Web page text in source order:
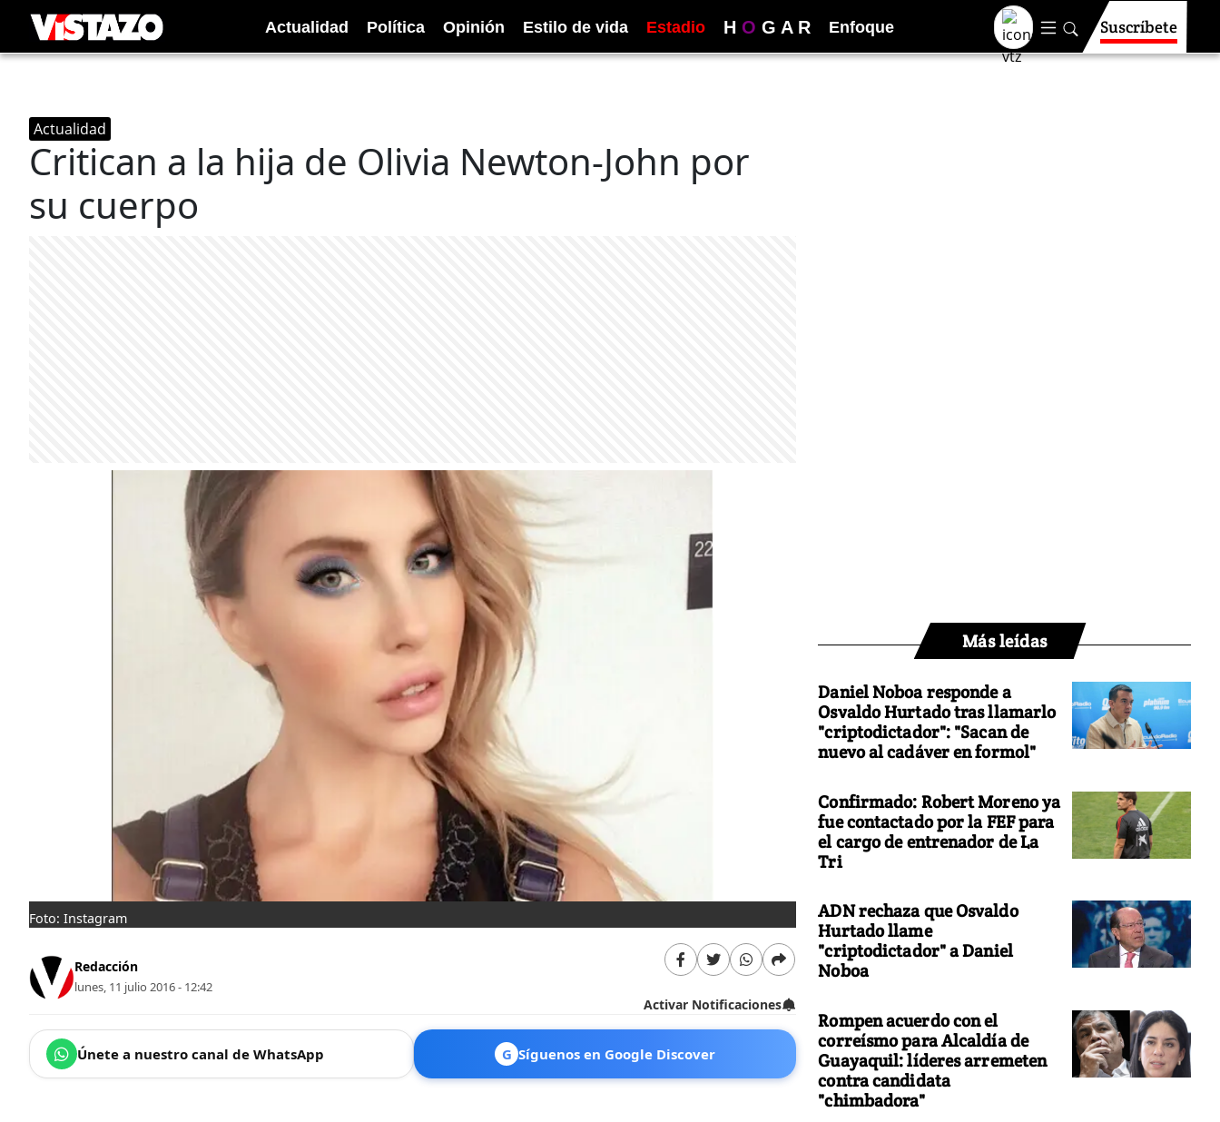
Actualidad Política Opinión Estilo de vida Estadio H O G A R Enfoque Suscríbete
Actualidad
Critican a la hija de Olivia Newton-John por
su cuerpo
Foto: Instagram
Redacción
lunes, 11 julio 2016 - 12:42
Activar Notificaciones
Únete a nuestro canal de WhatsApp G Síguenos en Google Discover
Más leídas
Daniel Noboa responde a
Osvaldo Hurtado tras llamarlo
"criptodictador": "Sacan de
nuevo al cadáver en formol"
Confirmado: Robert Moreno ya
fue contactado por la FEF para
el cargo de entrenador de La
Tri
ADN rechaza que Osvaldo
Hurtado llame
"criptodictador" a Daniel
Noboa
Rompen acuerdo con el
correísmo para Alcaldía de
Guayaquil: líderes arremeten
contra candidata
"chimbadora"